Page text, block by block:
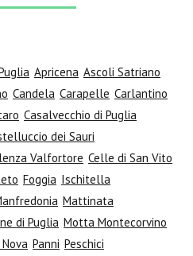
Apricena Ascoli Satriano
Candela Carapelle Carlantino
Casalvecchio di Puglia
dei Sauri
Valfortore Celle di San Vito
Foggia Ischitella
Mattinata
di Puglia Motta Montecorvino
Panni Peschici